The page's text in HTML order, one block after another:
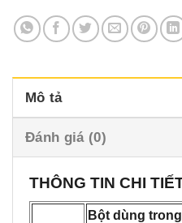
Mô tả
Đánh giá (0)
THÔNG TIN CHI
Bột dùng